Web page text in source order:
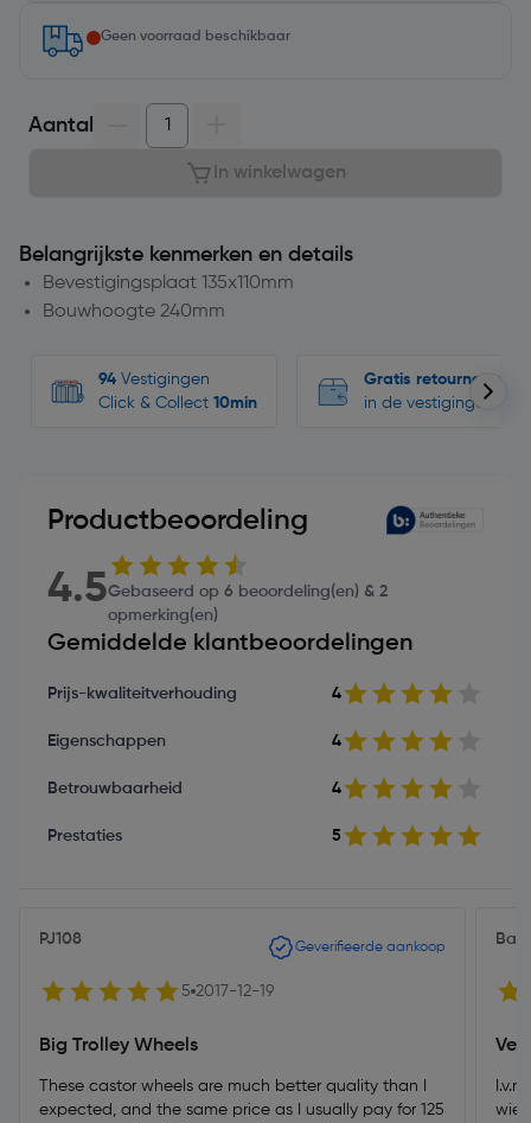
Geen voorraad beschikbaar
Aantal
In winkelwagen
Belangrijkste kenmerken en details
Bevestigingsplaat 135x110mm
Bouwhoogte 240mm
94 Vestigingen
Click & Collect 10min
Gratis retourneren
in de vestigingen
Productbeoordeling
4.5Gebaseerd op 6 beoordeling(en) & 2
opmerking(en)
Gemiddelde klantbeoordelingen
Prijs-kwaliteitverhouding 4
Eigenschappen 4
Betrouwbaarheid 4
Prestaties 5
PJ108 Geverifieerde aankoop
5 2017-12-19
Big Trolley Wheels
These castor wheels are much better quality than I
expected, and the same price as I usually pay for 125